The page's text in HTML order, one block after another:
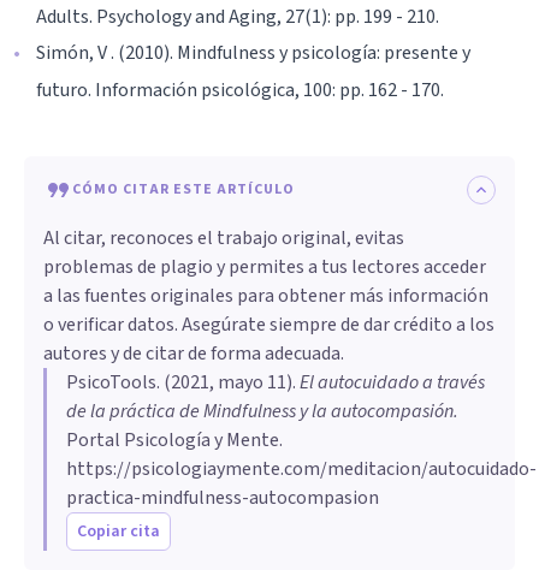
Adults. Psychology and Aging, 27(1): pp. 199 - 210.
Simón, V . (2010). Mindfulness y psicología: presente y
futuro. Información psicológica, 100: pp. 162 - 170.
CÓMO CITAR ESTE ARTÍCULO
Al citar, reconoces el trabajo original, evitas
problemas de plagio y permites a tus lectores acceder
a las fuentes originales para obtener más información
o verificar datos. Asegúrate siempre de dar crédito a los
autores y de citar de forma adecuada.
PsicoTools. (2021, mayo 11).El autocuidado a través
de la práctica de Mindfulness y la autocompasión.
Portal Psicología y Mente.
https://psicologiaymente.com/meditacion/autocuidado-
practica-mindfulness-autocompasion
Copiar cita